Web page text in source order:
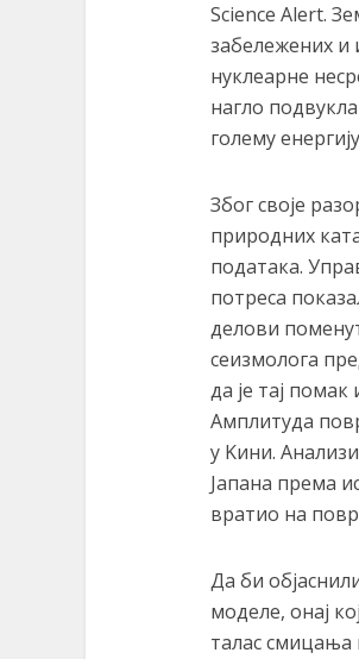
Science Alert.
забележених и
нуклеарне
нагло
голему
Због своје
природних
података.
потреса
делови
сеизмолога
да је тај
Амплитуда
у Kини.
Јапана према
вратио на
Да би
моделе, онај
талас